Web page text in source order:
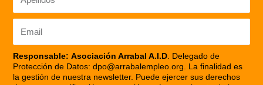
Responsable: Asociación Arrabal A.I.D. Delegado de
Protección de Datos: dpo@arrabalempleo.org. La finalidad es
la gestión de nuestra newsletter. Puede ejercer sus derechos